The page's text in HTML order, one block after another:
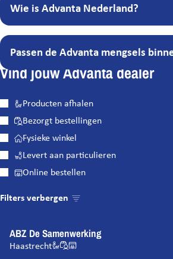
Wie is Advanta Nederland?
Passen de Advanta mengsels
Vind jouw Advanta dealer
Producten afhalen
Bezorgt bestellingen
Fysieke winkel
Levert aan particulieren
Online bestellen
Filters verbergen
ABZ De Samenwerking
Haastrecht